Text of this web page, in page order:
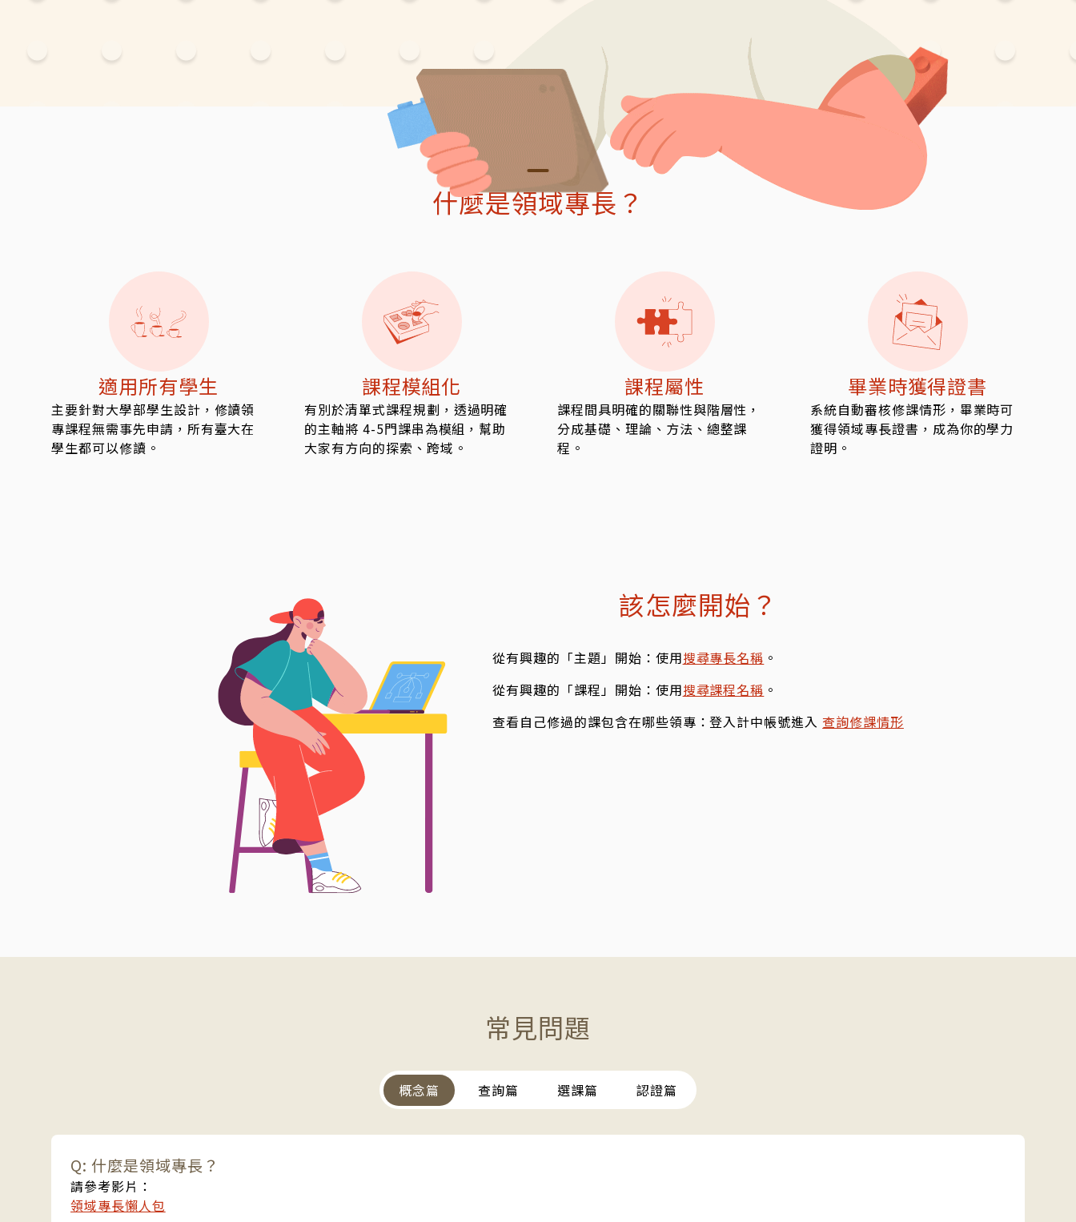
什麼是領域專長？
適用所有學生
主要針對大學部學生設計，修讀領
專課程無需事先申請，所有臺大在
學生都可以修讀。
課程模組化
有別於清單式課程規劃，透過明確
的主軸將 4-5門課串為模組，幫助
大家有方向的探索、跨域。
課程屬性
課程間具明確的關聯性與階層性，
分成基礎、理論、方法、總整課
程。
畢業時獲得證書
系統自動審核修課情形，畢業時可
獲得領域專長證書，成為你的學力
證明。
該怎麼開始？
從有興趣的「主題」開始：使用搜尋專長名稱 。
從有興趣的「課程」開始：使用搜尋課程名稱 。
查看自己修過的課包含在哪些領專：登入計中帳號進入 查詢修課情形
常見問題
概念篇 查詢篇 選課篇 認證篇
Q: 什麼是領域專長？
請參考影片：
領域專長懶人包